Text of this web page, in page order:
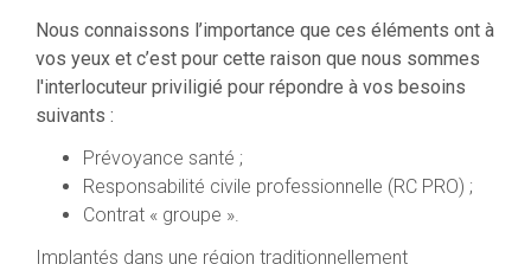
Nous connaissons l’importance que ces éléments ont à
vos yeux et c’est pour cette raison que nous sommes
l'interlocuteur priviligié pour répondre à vos besoins
suivants :
Prévoyance santé ;
Responsabilité civile professionnelle (RC PRO) ;
Contrat « groupe ».
Implantés dans une région traditionnellement